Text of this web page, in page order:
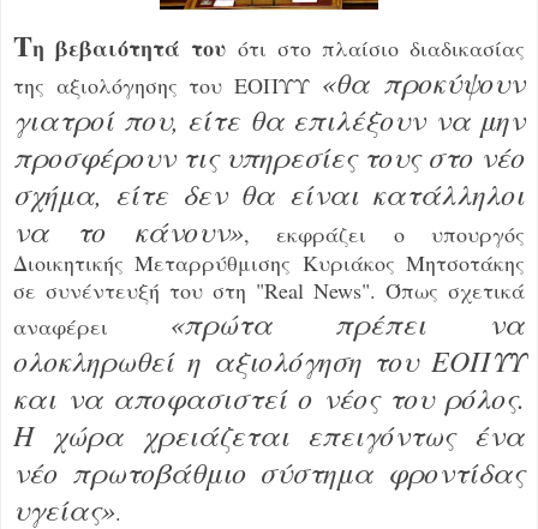
Τη βεβαιότητά του ότι στο πλαίσιο διαδικασίας
της αξιολόγησης του ΕΟΠΥΥ «θα προκύψουν
γιατροί που, είτε θα επιλέξουν να μην
προσφέρουν τις υπηρεσίες τους στο νέο
σχήμα, είτε δεν θα είναι κατάλληλοι
να το κάνουν», εκφράζει ο υπουργός
Διοικητικής Μεταρρύθμισης Κυριάκος Μητσοτάκης
σε συνέντευξή του στη "Real News". Όπως σχετικά
αναφέρει «πρώτα πρέπει να
ολοκληρωθεί η αξιολόγηση του ΕΟΠΥΥ
και να αποφασιστεί ο νέος του ρόλος.
Η χώρα χρειάζεται επειγόντως ένα
νέο πρωτοβάθμιο σύστημα φροντίδας
υγείας».